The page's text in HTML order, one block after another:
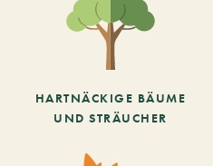
HARTNÄCKIGE BÄUME
UND STRÄUCHER